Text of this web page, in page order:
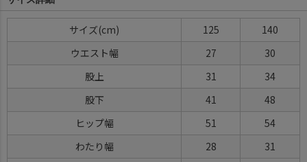
サイズ(cm) 125
140
ウエスト幅
27
30
股上
31
34
股下
41
48
ヒップ幅
51
54
わたり幅
28 31